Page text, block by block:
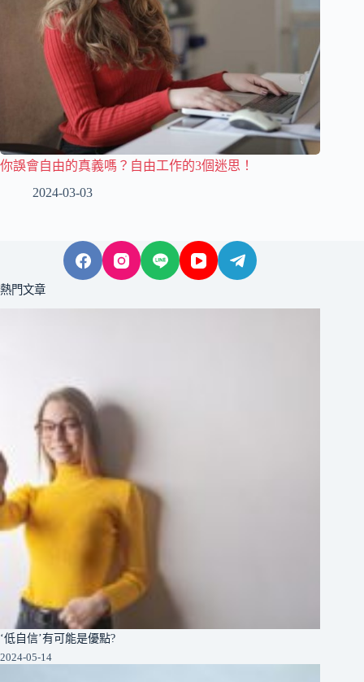
你誤會自由的真義嗎？自由工作的3個迷思！
2024-03-03
熱門文章
‘低自信’有可能是優點?
2024-05-14